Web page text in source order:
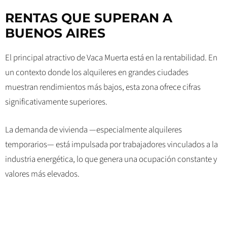
RENTAS QUE SUPERAN A
BUENOS AIRES
El principal atractivo de Vaca Muerta está en la rentabilidad. En
un contexto donde los alquileres en grandes ciudades
muestran rendimientos más bajos, esta zona ofrece cifras
significativamente superiores.
La demanda de vivienda —especialmente alquileres
temporarios— está impulsada por trabajadores vinculados a la
industria energética, lo que genera una ocupación constante y
valores más elevados.